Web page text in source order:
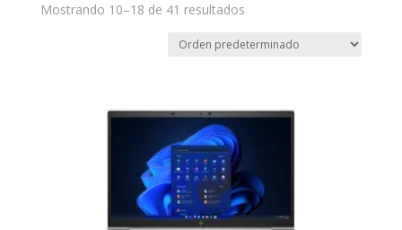
Mostrando 10–18 de 41 resultados